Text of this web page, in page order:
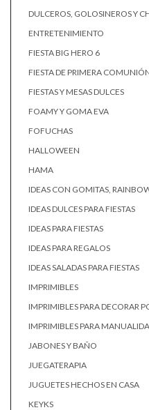
DULCEROS, GOLOSINEROS Y
ENTRETENIMIENTO
FIESTA BIG HERO 6
FIESTA DE PRIMERA
FIESTAS Y MESAS DULCES
FOAMY Y GOMA EVA
FOFUCHAS
HALLOWEEN
HAMA
IDEAS CON GOMITAS,
IDEAS DULCES PARA FIESTAS
IDEAS PARA FIESTAS
IDEAS PARA REGALOS
IDEAS SALADAS PARA FIESTAS
IMPRIMIBLES
IMPRIMIBLES PARA DECORAR
IMPRIMIBLES PARA
JABONES Y BAÑO
JUEGATERAPIA
JUGUETES HECHOS EN CASA
KEYKS